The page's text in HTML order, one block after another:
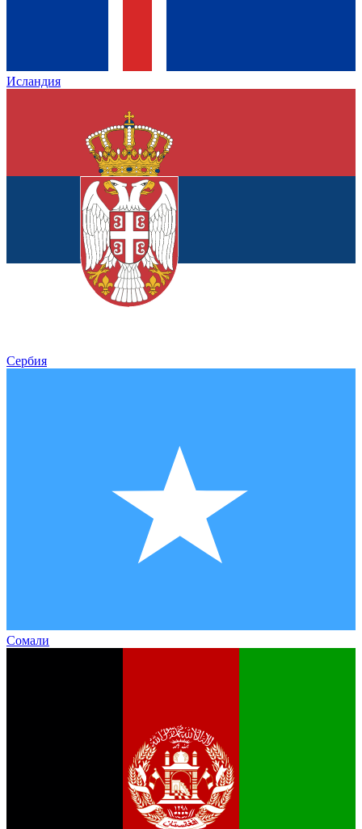
Исландия
Сербия
Сомали